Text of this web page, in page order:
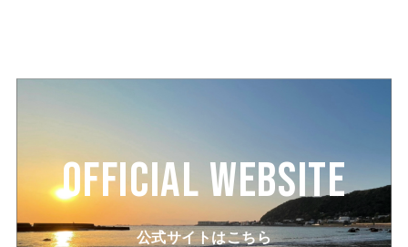
OFFICIAL WEBSITE
公式サイトはこちら